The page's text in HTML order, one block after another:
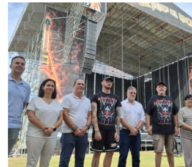
familiares por su 750 aniversario